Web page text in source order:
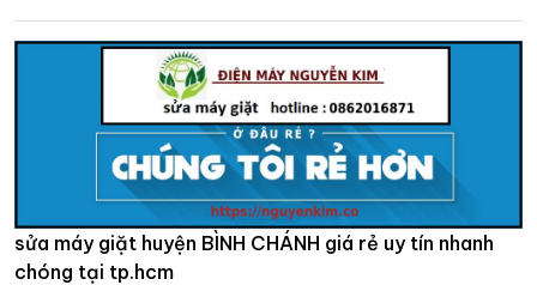
sửa máy giặt huyện BÌNH CHÁNH giá rẻ uy tín nhanh
chóng tại tp.hcm